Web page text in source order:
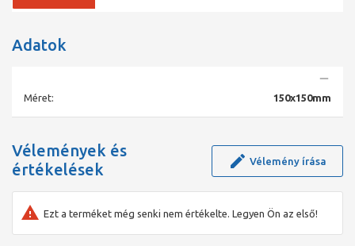
Adatok
Méret: 150x150mm
Vélemények és
értékelések
Vélemény írása
Ezt a terméket még senki nem értékelte. Legyen Ön az első!